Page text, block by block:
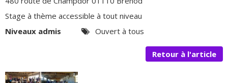
Stage à thème accessible à tout niveau
Niveaux admis
Ouvert à tous
Retour à l'article